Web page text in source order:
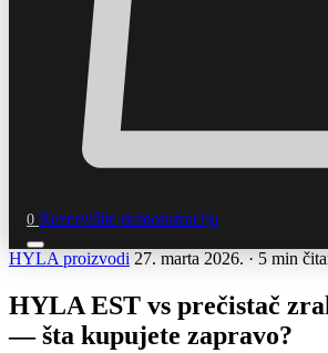
0 Rezervišite demonstraciju
HYLA proizvodi 27. marta 2026. · 5 min
HYLA EST vs prečistač
— šta kupujete zapravo?